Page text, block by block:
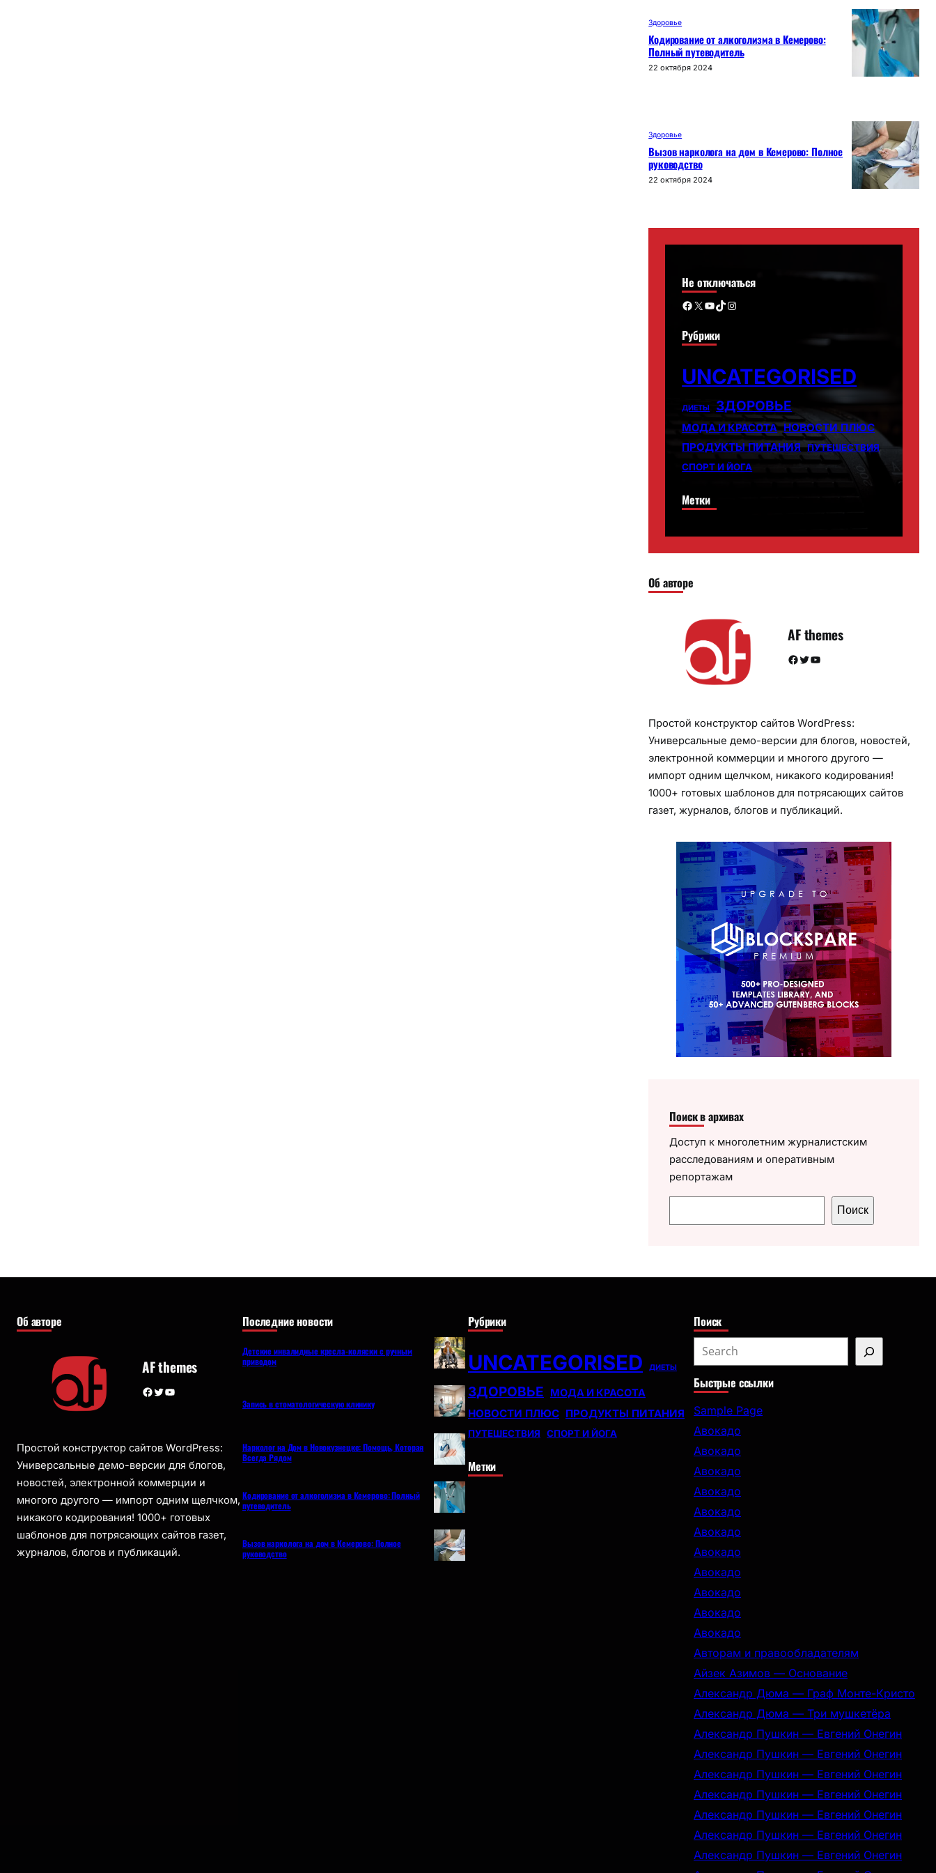
Здоровье
Кодирование от алкоголизма в Кемерово:
Полный путеводитель
22 октября 2024
Здоровье
Вызов нарколога на дом в Кемерово: Полное
руководство
22 октября 2024
Не отключаться
Facebook X YouTube TikTok Instagram
Рубрики
UNCATEGORISED
ДИЕТЫ ЗДОРОВЬЕ
МОДА И КРАСОТА НОВОСТИ ПЛЮС
ПРОДУКТЫ ПИТАНИЯ ПУТЕШЕСТВИЯ
СПОРТ И ЙОГА
Метки
Об авторе
AF themes
Facebook Twitter YouTube
Простой конструктор сайтов WordPress:
Универсальные демо-версии для блогов, новостей,
электронной коммерции и многого другого —
импорт одним щелчком, никакого кодирования!
1000+ готовых шаблонов для потрясающих сайтов
газет, журналов, блогов и публикаций.
Поиск в архивах
Доступ к многолетним журналистским
расследованиям и оперативным
репортажам
о
Поиск
Об авторе
AF themes
Facebook Twitter YouTube
Простой конструктор сайтов WordPress:
Универсальные демо-версии для блогов,
новостей, электронной коммерции и
многого другого — импорт одним щелчком,
никакого кодирования! 1000+ готовых
шаблонов для потрясающих сайтов газет,
журналов, блогов и публикаций.
Последние новости
Детские инвалидные кресла-коляски с ручным
приводом
Запись в стоматологическую клинику
Нарколог на Дом в Новокузнецке: Помощь, Которая
Всегда Рядом
Кодирование от алкоголизма в Кемерово: Полный
путеводитель
Вызов нарколога на дом в Кемерово: Полное
руководство
Рубрики
UNCATEGORISED ДИЕТЫ
ЗДОРОВЬЕ МОДА И КРАСОТА
НОВОСТИ ПЛЮС ПРОДУКТЫ ПИТАНИЯ
ПУТЕШЕСТВИЯ СПОРТ И ЙОГА
Метки
Поиск
e
a
r
c
h
Быстрые ссылки
Sample Page
Авокадо
Авокадо
Авокадо
Авокадо
Авокадо
Авокадо
Авокадо
Авокадо
Авокадо
Авокадо
Авокадо
Авторам и правообладателям
Айзек Азимов — Основание
Александр Дюма — Граф Монте-Кристо
Александр Дюма — Три мушкетёра
Александр Пушкин — Евгений Онегин
Александр Пушкин — Евгений Онегин
Александр Пушкин — Евгений Онегин
Александр Пушкин — Евгений Онегин
Александр Пушкин — Евгений Онегин
Александр Пушкин — Евгений Онегин
Александр Пушкин — Евгений Онегин